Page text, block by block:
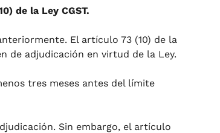
de la Ley CGST.
El artículo 73 (10) de la
de adjudicación en virtud de la Ley.
tres meses antes del límite
Sin embargo, el artículo